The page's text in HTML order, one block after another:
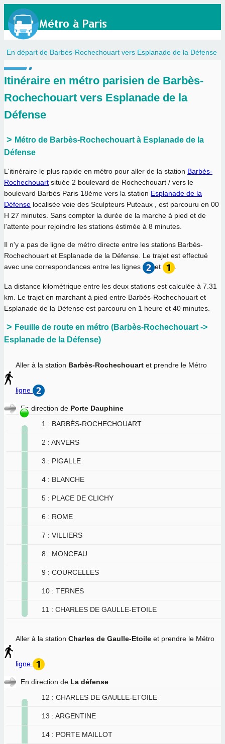
En départ de Barbès-Rochechouart vers Esplanade de la Défense
Itinéraire en métro parisien de Barbès-
Rochechouart vers Esplanade de la
Défense
Métro de Barbès-Rochechouart à Esplanade de la
Défense
L'itinéraire le plus rapide en métro pour aller de la station Barbès-
Rochechouart située 2 boulevard de Rochechouart / vers le
boulevard Barbès Paris 18ème vers la station Esplanade de la
Défense localisée voie des Sculpteurs Puteaux , est parcouru en 00
H 27 minutes. Sans compter la durée de la marche à pied et de
l'attente pour rejoindre les stations éstimée à 8 minutes.
Il n'y a pas de ligne de métro directe entre les stations Barbès-
Rochechouart et Esplanade de la Défense. Le trajet est effectué
avec une correspondances entre les lignes
et .
La distance kilométrique entre les deux stations est calculée à 7.31
km . Le trajet en marchant à pied entre Barbès-Rochechouart et
Esplanade de la Défense est parcouru en 1 heure et 40 minutes
Feuille de route en métro (Barbès-Rochechouart ->
Esplanade de la Défense)
Aller à la station Barbès-Rochechouart et prendre le Métro
ligne
En direction de Porte Dauphine
1 : BARBÈS-ROCHECHOUART
2 : ANVERS
3 : PIGALLE
4 : BLANCHE
5 : PLACE DE CLICHY
6 : ROME
7 : VILLIERS
8 : MONCEAU
9 : COURCELLES
10 : TERNES
11 : CHARLES DE GAULLE-ETOILE
Aller à la station Charles de Gaulle-Etoile et prendre le Métro
ligne
En direction de La défense
12 : CHARLES DE GAULLE-ETOILE
13 : ARGENTINE
14 : PORTE MAILLOT